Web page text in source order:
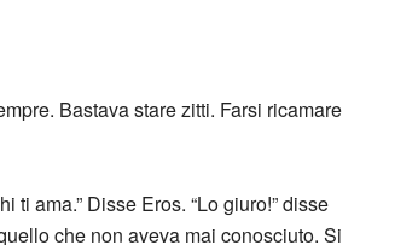
Bastava stare zitti. Farsi ricamare
ama.” Disse Eros. “Lo giuro!” disse
che non aveva mai conosciuto. Si